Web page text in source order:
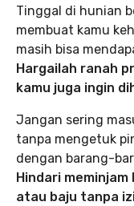
Tinggal di hunian
membuat kamu
masih bisa
Hargailah ranah
kamu juga ingin
Jangan sering
tanpa mengetuk
dengan barang-
Hindari
atau baju tanpa